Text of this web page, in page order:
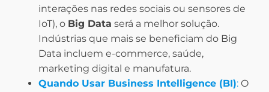
interações nas redes sociais ou sensores de
IoT), o Big Data será a melhor solução.
Indústrias que mais se beneficiam do Big
Data incluem e-commerce, saúde,
marketing digital e manufatura.
Quando Usar Business Intelligence (BI): O